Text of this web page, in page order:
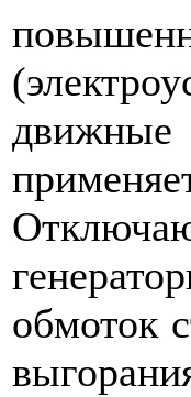
движные
обмо­ток